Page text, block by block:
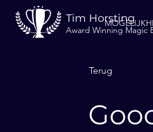
Tim Horsting
Award Winning Magic
Terug